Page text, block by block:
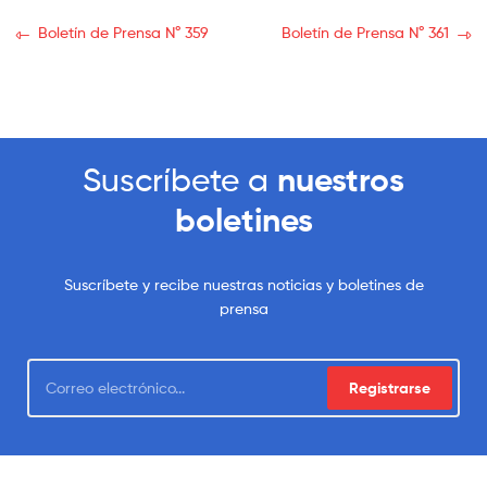
Boletín de Prensa N° 359 Boletín de Prensa N° 361
Suscríbete a nuestros
boletines
Suscríbete y recibe nuestras noticias y boletines de
prensa
Registrarse